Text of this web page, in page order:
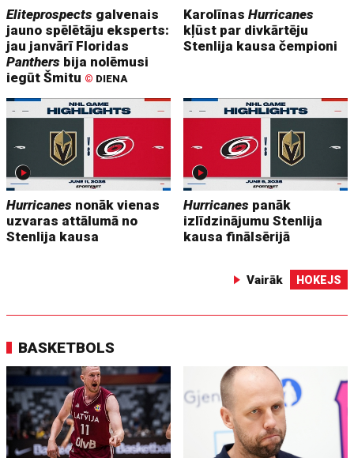
Eliteprospects galvenais
jauno spēlētāju eksperts:
jau janvārī Floridas
Panthers bija nolēmusi
iegūt Šmitu © DIENA
KarolīnasHurricanes
kļūst par divkārtēju
Stenlija kausa čempioni
Hurricanes nonāk vienas
uzvaras attālumā no
Stenlija kausa
Hurricanes panāk
izlīdzinājumu Stenlija
kausa finālsērijā
Vairāk HOKEJS
BASKETBOLS